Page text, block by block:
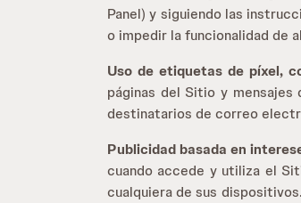
Panel) y siguiendo las
o impedir la funcionalidad de
Uso de etiquetas de píxel,
páginas del Sitio y
destinatarios de correo
Publicidad basada en
cuando accede y utiliza el
cualquiera de sus